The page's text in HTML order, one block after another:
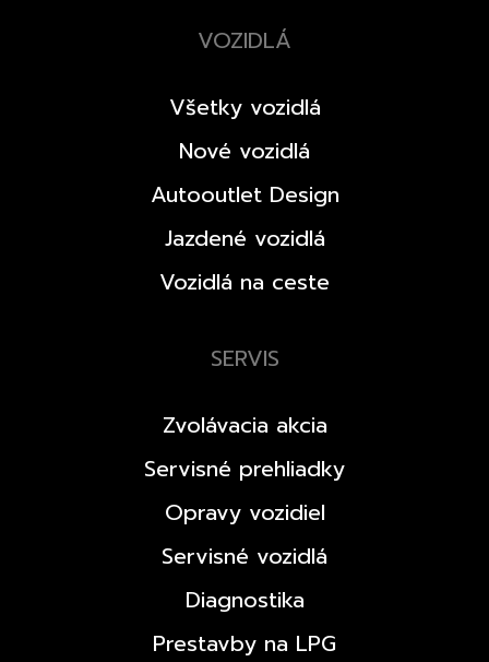
VOZIDLÁ
Všetky vozidlá
Nové vozidlá
Autooutlet Design
Jazdené vozidlá
Vozidlá na ceste
SERVIS
Zvolávacia akcia
Servisné prehliadky
Opravy vozidiel
Servisné vozidlá
Diagnostika
Prestavby na LPG